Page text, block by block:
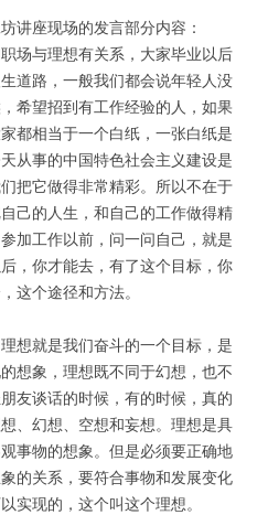
讲座现场的发言部分内容：
场与理想有关系，大家毕业以后
道路，一般我们都会说年轻人没
希望招到有工作经验的人，如果
都相当于一个白纸，一张白纸是
从事的中国特色社会主义建设是
把它做得非常精彩。所以不在于
己的人生，和自己的工作做得精
加工作以前，问一问自己，就是
，你才能去，有了这个目标，你
这个途径和方法。
想就是我们奋斗的一个目标，是
想象，理想既不同于幻想，也不
友谈话的时候，有的时候，真的
、幻想、空想和妄想。理想是具
事物的想象。但是必须要正确地
的关系，要符合事物和发展变化
实现的，这个叫这个理想。